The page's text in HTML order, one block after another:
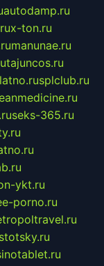
autodamp.ru
x-ton.ru
manunae.ru
tajuncos.ru
splclub.ru
seks-365.ru
ykt.ru
porno.ru